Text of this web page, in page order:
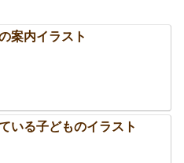
案内イラスト
いる子どものイラスト